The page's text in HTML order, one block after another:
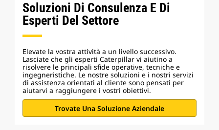
Soluzioni Di Consulenza E Di
Esperti Del Settore
Elevate la vostra attività a un livello successivo.
Lasciate che gli esperti Caterpillar vi aiutino a
risolvere le principali sfide operative, tecniche e
ingegneristiche. Le nostre soluzioni e i nostri servizi
di assistenza orientati al cliente sono pensati per
aiutarvi a raggiungere i vostri obiettivi.
Trovate Una Soluzione Aziendale